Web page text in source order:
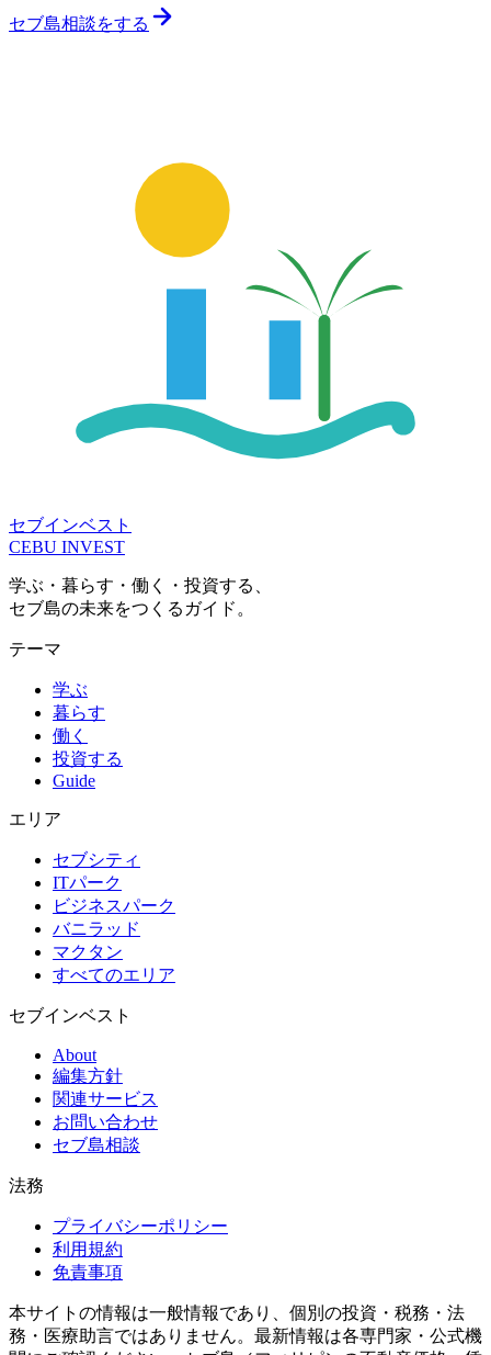
セブ島相談をする
セブインベスト
CEBU INVEST
学ぶ・暮らす・働く・投資する、
セブ島の未来をつくるガイド。
テーマ
学ぶ
暮らす
働く
投資する
Guide
エリア
セブシティ
ITパーク
ビジネスパーク
バニラッド
マクタン
すべてのエリア
セブインベスト
About
編集方針
関連サービス
お問い合わせ
セブ島相談
法務
プライバシーポリシー
利用規約
免責事項
本サイトの情報は一般情報であり、個別の投資・税務・法
務・医療助言ではありません。最新情報は各専門家・公式機